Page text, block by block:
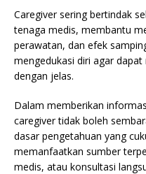
Caregiver sering bertindak
tenaga medis, membantu
perawatan, dan efek
mengedukasi diri agar
dengan jelas.
Dalam memberikan
caregiver tidak boleh
dasar pengetahuan yang
memanfaatkan sumber
medis, atau konsultasi